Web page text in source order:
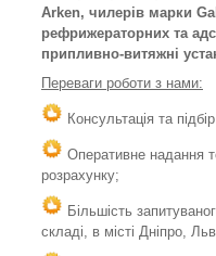
Arken, чилерів марки
рефрижераторних та
припливно-витяжні
Переваги роботи з нами:
Консультація та
Оперативне надання
розрахунку;
Більшість
складі, в місті Дніпро,